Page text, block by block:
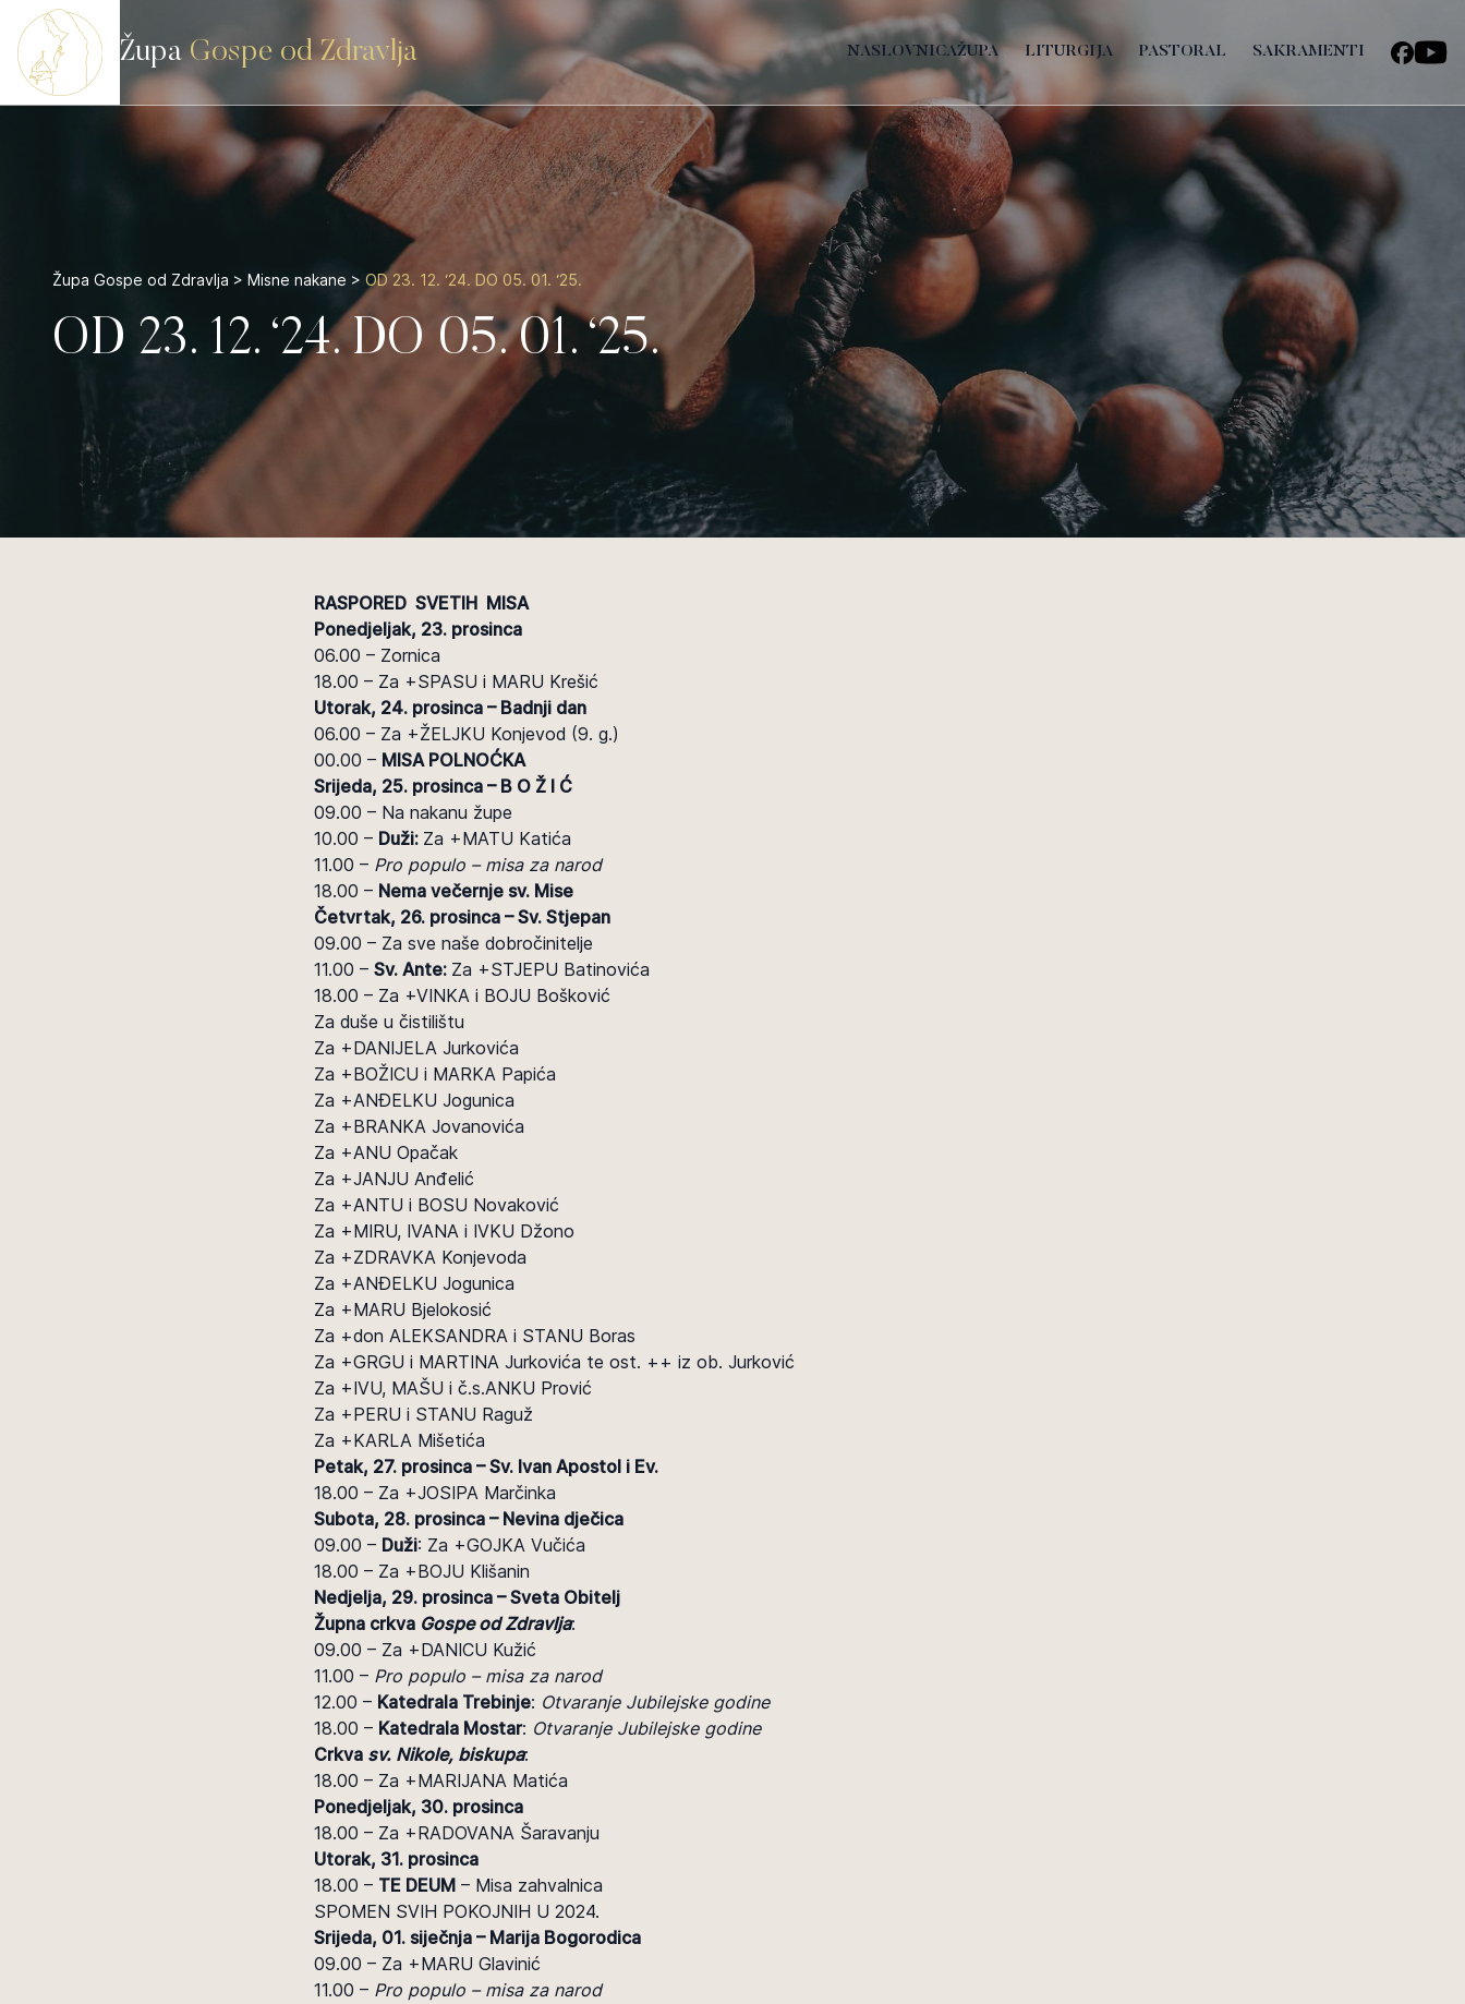
Župa Gospe od Zdravlja NASLOVNICAŽUPA LITURGIJA PASTORAL SAKRAMENTI
Župa Gospe od Zdravlja > Misne nakane > OD 23. 12. ‘24. DO 05. 01. ‘25.
OD 23. 12. ‘24. DO 05. 01. ‘25.
RASPORED SVETIH MISA
Ponedjeljak, 23. prosinca
06.00 – Zornica
18.00 – Za +SPASU i MARU Krešić
Utorak, 24. prosinca – Badnji dan
06.00 – Za +ŽELJKU Konjevod (9. g.)
00.00 – MISA POLNOĆKA
Srijeda, 25. prosinca – B O Ž I Ć
09.00 – Na nakanu župe
10.00 – Duži: Za +MATU Katića
11.00 – Pro populo – misa za narod
18.00 – Nema večernje sv. Mise
Četvrtak, 26. prosinca – Sv. Stjepan
09.00 – Za sve naše dobročinitelje
11.00 – Sv. Ante: Za +STJEPU Batinovića
18.00 – Za +VINKA i BOJU Bošković
Za duše u čistilištu
Za +DANIJELA Jurkovića
Za +BOŽICU i MARKA Papića
Za +ANĐELKU Jogunica
Za +BRANKA Jovanovića
Za +ANU Opačak
Za +JANJU Anđelić
Za +ANTU i BOSU Novaković
Za +MIRU, IVANA i IVKU Džono
Za +ZDRAVKA Konjevoda
Za +ANĐELKU Jogunica
Za +MARU Bjelokosić
Za +don ALEKSANDRA i STANU Boras
Za +GRGU i MARTINA Jurkovića te ost. ++ iz ob. Jurković
Za +IVU, MAŠU i č.s.ANKU Prović
Za +PERU i STANU Raguž
Za +KARLA Mišetića
Petak, 27. prosinca – Sv. Ivan Apostol i Ev.
18.00 – Za +JOSIPA Marčinka
Subota, 28. prosinca – Nevina dječica
09.00 – Duži: Za +GOJKA Vučića
18.00 – Za +BOJU Klišanin
Nedjelja, 29. prosinca – Sveta Obitelj
Župna crkva Gospe od Zdravlja:
09.00 – Za +DANICU Kužić
11.00 – Pro populo – misa za narod
12.00 – Katedrala Trebinje: Otvaranje Jubilejske godine
18.00 – Katedrala Mostar: Otvaranje Jubilejske godine
Crkva sv. Nikole, biskupa:
18.00 – Za +MARIJANA Matića
Ponedjeljak, 30. prosinca
18.00 – Za +RADOVANA Šaravanju
Utorak, 31. prosinca
18.00 – TE DEUM – Misa zahvalnica
SPOMEN SVIH POKOJNIH U 2024.
Srijeda, 01. siječnja – Marija Bogorodica
09.00 – Za +MARU Glavinić
11.00 – Pro populo – misa za narod